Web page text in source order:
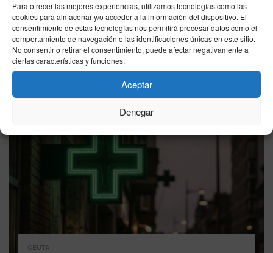
Para ofrecer las mejores experiencias, utilizamos tecnologías como las
cookies para almacenar y/o acceder a la información del dispositivo. El
consentimiento de estas tecnologías nos permitirá procesar datos como el
comportamiento de navegación o las identificaciones únicas en este sitio.
No consentir o retirar el consentimiento, puede afectar negativamente a
ciertas características y funciones.
Aceptar
Denegar
VER MÁS
Última hora
CEUTA